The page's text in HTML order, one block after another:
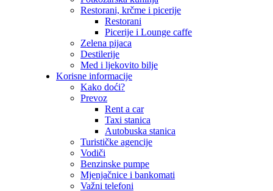
Restorani, krčme i picerije
Restorani
Picerije i Lounge caffe
Zelena pijaca
Destilerije
Med i ljekovito bilje
Korisne informacije
Kako doći?
Prevoz
Rent a car
Taxi stanica
Autobuska stanica
Turističke agencije
Vodiči
Benzinske pumpe
Mjenjačnice i bankomati
Važni telefoni